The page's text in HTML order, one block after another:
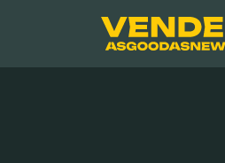
Contenuto principale